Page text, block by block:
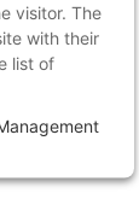
visitor. The
with their
list of